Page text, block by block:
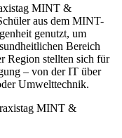
MINT &
aus dem MINT-
genutzt, um
Bereich
Region stellten sich für
– von der IT über
Umwelttechnik.
MINT &